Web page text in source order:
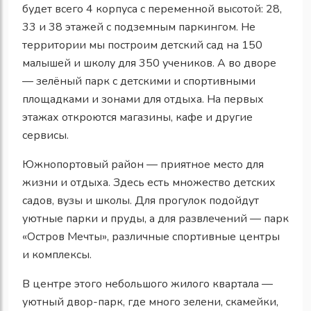
будет всего 4 корпуса с переменной высотой: 28,
33 и 38 этажей с подземным паркингом. Не
территории мы построим детский сад на 150
малышей и школу для 350 учеников. А во дворе
— зелёный парк с детскими и спортивными
площадками и зонами для отдыха. На первых
этажах откроются магазины, кафе и другие
сервисы.
Южнопортовый район — приятное место для
жизни и отдыха. Здесь есть множество детских
садов, вузы и школы. Для прогулок подойдут
уютные парки и пруды, а для развлечений — парк
«Остров Мечты», различные спортивные центры
и комплексы.
В центре этого небольшого жилого квартала —
уютный двор-парк, где много зелени, скамейки,